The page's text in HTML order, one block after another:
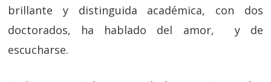
brillante y distinguida académica, con dos
doctorados, ha hablado del amor, y de
escucharse.